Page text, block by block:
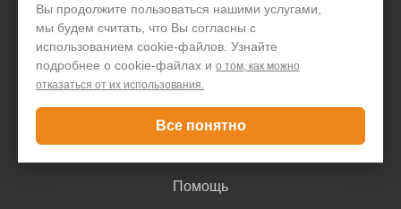
Вы продолжите пользоваться нашими услугами,
мы будем считать, что Вы согласны с
использованием cookie-файлов. Узнайте
подробнее о cookie-файлах и о том, как можно
отказаться от их использования.
Все понятно
Контакты
Покупателю
Доставка и оплата
Помощь